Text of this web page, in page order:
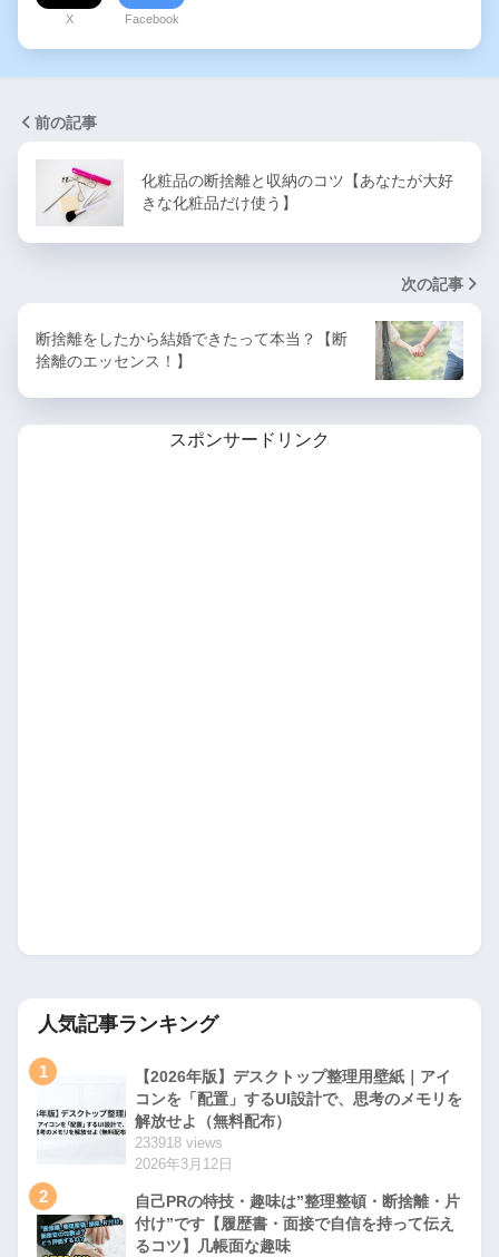
X Facebook
前の記事
化粧品の断捨離と収納のコツ【あなたが大好
きな化粧品だけ使う】
次の記事
断捨離をしたから結婚できたって本当？【断
捨離のエッセンス！】
スポンサードリンク
人気記事ランキング
1
【2026年版】デスクトップ整理用壁紙｜アイ
コンを「配置」するUI設計で、思考のメモリを
解放せよ（無料配布）
233918 views
2026年3月12日
2
自己PRの特技・趣味は”整理整頓・断捨離・片
付け”です【履歴書・面接で自信を持って伝え
るコツ】几帳面な趣味